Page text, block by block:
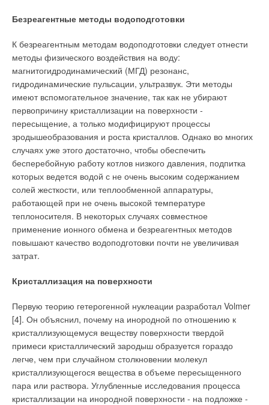
Безреагентные методы водоподготовки
К безреагентным методам водоподготовки следует отнести
методы физического воздействия на воду:
магнитогидродинамический (МГД) резонанс,
гидродинамические пульсации, ультразвук. Эти методы
имеют вспомогательное значение, так как не убирают
первопричину кристаллизации на поверхности -
пересыщение, а только модифицируют процессы
зродышеобразования и роста кристаллов. Однако во многих
случаях уже этого достаточно, чтобы обеспечить
бесперебойную работу котлов низкого давления, подпитка
которых ведется водой с не очень высоким содержанием
солей жесткости, или теплообменной аппаратуры,
работающей при не очень высокой температуре
теплоносителя. В некоторых случаях совместное
применение ионного обмена и безреагентных методов
повышают качество водоподготовки почти не увеличивая
затрат.
Кристаллизация на поверхности
Первую теорию гетерогенной нуклеации разработал Volmer
[4]. Он объяснил, почему на инородной по отношению к
кристаллизующемуся веществу поверхности твердой
примеси кристаллический зародыш образуется гораздо
легче, чем при случайном столкновении молекул
кристаллизующегося вещества в объеме пересыщенного
пара или раствора. Углубленные исследования процесса
кристаллизации на инородной поверхности - на подложке -